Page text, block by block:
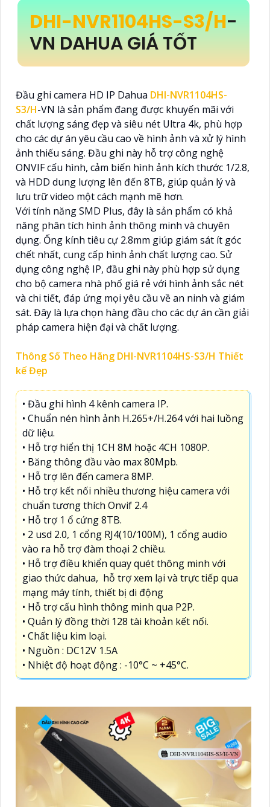
nét cả ngày và đêm, sản phẩm 2.0 MP này mang
đến sự an tâm và tiện ích cho văn phòng và gia
đình của bạn. Với thiết kế nhỏ gọn và tinh tế,
camera Wifi KBvision
DHI-NVR1104HS-S3/H-
VN DAHUA GIÁ TỐT
Đầu ghi camera HD IP Dahua DHI-NVR1104HS-
S3/H-VN là sản phẩm đang được khuyến mãi với
chất lượng sáng đẹp và siêu nét Ultra 4k, phù hợp
cho các dự án yêu cầu cao về hình ảnh và xử lý hình
ảnh thiếu sáng. Đầu ghi này hỗ trợ công nghệ
ONVIF cấu hình, cảm biến hình ảnh kích thước 1/2.8,
và HDD dung lượng lên đến 8TB, giúp quản lý và
lưu trữ video một cách mạnh mẽ hơn.
Với tính năng SMD Plus, đây là sản phẩm có khả
năng phân tích hình ảnh thông minh và chuyên
dụng. Ống kính tiêu cự 2.8mm giúp giám sát ít góc
chết nhất, cung cấp hình ảnh chất lượng cao. Sử
dụng công nghệ IP, đầu ghi này phù hợp sử dụng
cho bộ camera nhà phố giá rẻ với hình ảnh sắc nét
và chi tiết, đáp ứng mọi yêu cầu về an ninh và giám
sát. Đây là lựa chọn hàng đầu cho các dự án cần giải
pháp camera hiện đại và chất lượng.
Thông Số Theo Hãng DHI-NVR1104HS-S3/H Thiết
kế Đẹp
• Đầu ghi hình 4 kênh camera IP.
• Chuẩn nén hình ảnh H.265+/H.264 với hai luồng
dữ liệu.
• Hỗ trợ hiển thị 1CH 8M hoặc 4CH 1080P.
• Băng thông đầu vào max 80Mpb.
• Hỗ trợ lên đến camera 8MP.
• Hỗ trợ kết nối nhiều thương hiệu camera với
chuẩn tương thích Onvif 2.4
• Hỗ trợ 1 ổ cứng 8TB.
• 2 usd 2.0, 1 cổng RJ4(10/100M), 1 cổng audio
vào ra hỗ trợ đàm thoại 2 chiều.
• Hỗ trợ điều khiển quay quét thông minh với
giao thức dahua, hỗ trợ xem lại và trực tiếp qua
mạng máy tính, thiết bị di động
• Hỗ trợ cấu hình thông minh qua P2P.
• Quản lý đồng thời 128 tài khoản kết nối.
• Chất liệu kim loại.
• Nguồn : DC12V 1.5A
• Nhiệt độ hoạt động : -10°C ~ +45°C.